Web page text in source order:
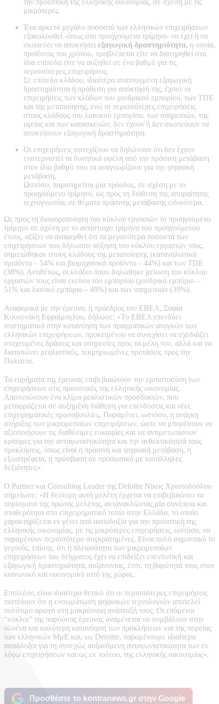
μικρότερες.
Ένα αρκετά μεγάλο ποσοστό των ελληνικών επιχειρήσεων
εξακολουθεί -όπως στο προηγούμενο τρίμηνο- να έχει ή να
σκοπεύει να αποκτήσει εξαγωγική δραστηριότητα, η οποία,
προϊόντος του χρόνου, προβλέπεται είτε να διατηρηθεί στα
ίδια επίπεδα είτε να αυξηθεί σε ένα βαθμό για τις
περισσότερες επιχειρήσεις.
Σε επίπεδο κλάδου, ιδιαίτερα αναπτυγμένη εξαγωγική
δραστηριότητα ή πρόθεση για απόκτησή της, έχουν οι
επιχειρήσεις των κλάδων του χονδρικού εμπορίου, των ΤΠΕ
και της μεταποίησης, ενώ οι περισσότερες επιχειρήσεις
στους κλάδους του λιανικού εμπορίου, των υπηρεσιών, της
υγείας και των κατασκευών, δεν έχουν ή δεν σκοπεύουν να
αποκτήσουν εξαγωγική δραστηριότητα.
Οι επιχειρήσεις συνεχίζουν να δηλώνουν ότι δεν έχουν
ενστερνιστεί τα δυνητικά οφέλη από την πράσινη μετάβαση
στον ίδιο βαθμό που τα αναγνωρίζουν για την ψηφιακή
μετάβαση.
Ωστόσο, παρατηρείται μία πρόοδος, σε σχέση με το
προηγούμενο τρίμηνο, ως προς τη διάθεση της απαραίτητης
τεχνογνωσίας σε θέματα πράσινης μετάβασης ειδικότερα.
Ως προς τη διαφοροποίηση του κύκλου εργασιών το προηγούμενο
τρίμηνο σε σχέση με το αντίστοιχο τρίμηνο του προηγούμενου
έτους, αξίζει να αναφερθεί ότι τα μεγαλύτερα ποσοστά των
επιχειρήσεων που δήλωσαν αύξηση του κύκλου εργασιών τους,
σημειώθηκαν στους κλάδους της μεταποίησης (καταναλωτικά
προϊόντα – 54% και βιομηχανικά προϊόντα – 44%) και των ΤΠΕ
(38%). Αντιθέτως, οι κλάδοι όπου δηλώθηκε μείωση του κύκλου
εργασιών τους είναι εκείνοι του εμπορίου (χονδρικό εμπόριο –
51% και λιανικό εμπόριο – 49%) και των υπηρεσιών (39%).
Αναφορικά με την έρευνα, η πρόεδρος του ΕΒΕΑ, Σοφία
Κουνενάκη Εφραίμογλου, δήλωσε: «Το ΕΒΕΑ επενδύει
συστηματικά στην κατανόηση των πραγματικών αναγκών των
ελληνικών επιχειρήσεων, προκειμένου να συνεχίσει να σχεδιάζει
στοχευμένες δράσεις και υπηρεσίες προς τα μέλη του, αλλά και να
διατυπώνει ρεαλιστικές, τεκμηριωμένες προτάσεις προς την
Πολιτεία.
Τα ευρήματα της έρευνας επιβεβαιώνουν την εμπιστοσύνη των
επιχειρήσεων στις προοπτικές της ελληνικής οικονομίας.
Αποτυπώνουν ένα κλίμα ρεαλιστικών προσδοκιών, που
μεταφράζεται σε αυξημένη διάθεση για επενδύσεις και νέες
επιχειρηματικές πρωτοβουλίες. Παραμένει, ωστόσο, η ανάγκη
στήριξης των μικρομεσαίων επιχειρήσεων, ώστε να μπορέσουν να
αξιοποιήσουν τις διαθέσιμες ευκαιρίες και να αντιμετωπίσουν
κρίσιμες για την ανταγωνιστικότητα και την ανθεκτικότητά τους
προκλήσεις, όπως είναι η πράσινη και ψηφιακή μετάβαση, η
εξωστρέφεια, η πρόσβαση σε προσωπικό με κατάλληλες
δεξιότητες».
Ο Partner και Consulting Leader της Deloitte Νίκος Χριστοδούλου
σημείωσε: «Η δεύτερη αυτή μελέτη έρχεται να επιβεβαιώσει τα
πορίσματα της πρώτης μελέτης, αντανακλώντας μία συνέπεια και
σταθερότητα στο επιχειρηματικό τοπίο στην Ελλάδα, το οποίο
χαρακτηρίζεται εν γένει από αισιοδοξία για την προοπτική της
ελληνικής οικονομίας, με τις μικρότερες επιχειρήσεις, ωστόσο, να
παραμένουν περισσότερο συγκρατημένες. Είναι πολύ σημαντικό το
γεγονός, επίσης, ότι η πλειονότητα των μικρομεσαίων
επιχειρήσεων του δείγματος έχει να επιδείξει επενδυτική και
εξαγωγική δραστηριότητα, αυξάνοντας, έτσι, τη βαρύτητά τους στον
κοινωνικό και οικονομικό ιστό της χώρας.
Επιπλέον, είναι ιδιαίτερα θετικό ότι οι περισσότερες επιχειρήσεις
πιστεύουν ότι η ενσωμάτωση ψηφιακών τεχνολογιών αποτελεί
πολύτιμο αρωγό στη μακρόπνοη ανάπτυξή τους. Οι επόμενοι
“κύκλοι” της παρούσας έρευνας αναμένεται να συμβάλουν στην
ολοένα και καλύτερη κατανόηση των προκλήσεων και της πορείας
των ελληνικών ΜμΕ και, ως Deloitte, παραμένουμε ιδιαίτερα
αισιόδοξοι για τη συνεχώς αυξανόμενη ανταγωνιστικότητα των εν
λόγω επιχειρήσεων και ως εκ τούτου, της ελληνικής οικονομίας».
Προσθέστε το kontranews.gr στην Google